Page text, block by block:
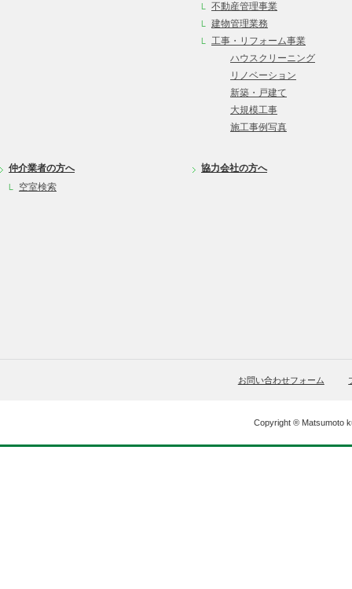
不動産管理事業
建物管理業務
工事・リフォーム事業
ハウスクリーニング
リノベーション
新築・戸建て
大規模工事
施工事例写真
仲介業者の方へ
空室検索
協力会社の方へ
お問い合わせフォーム
Copyright ® Matsumoto